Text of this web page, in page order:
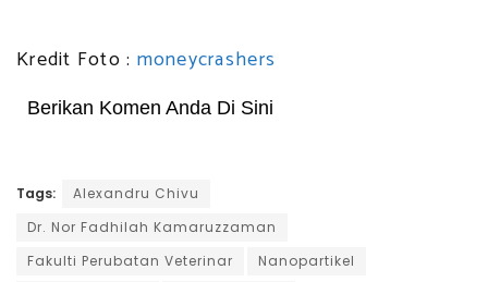
Kredit Foto : moneycrashers
Berikan Komen Anda Di Sini
Tags:
Alexandru Chivu
Dr. Nor Fadhilah Kamaruzzaman
Fakulti Perubatan Veterinar
Nanopartikel